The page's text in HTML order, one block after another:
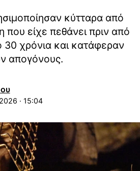
κύτταρα από
που είχε πεθάνει πριν από
30 χρόνια και κατάφεραν
απογόνους.
· 15:04